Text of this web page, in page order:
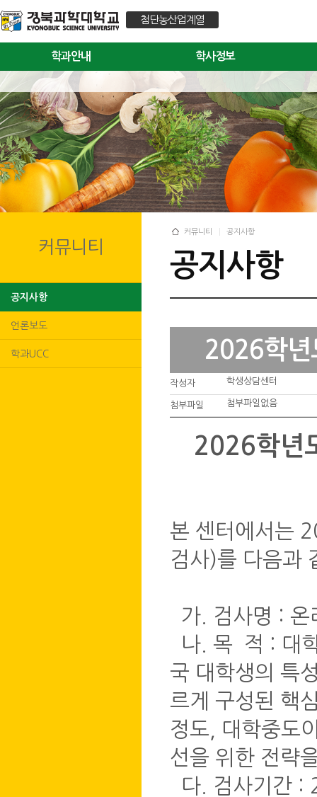
첨단농산업계열
학과안내 학사정보
커뮤니티
공지사항
언론보도
학과UCC
커뮤니티 공지사항
공지사항
2026학년
작성자 학생상담센터
첨부파일 첨부파일없음
2026학년
본 센터에서는
검사)를 다음과
가. 검사명 : 온
나. 목 적 : 대
국 대학생의 특
르게 구성된 핵
정도, 대학중도
선을 위한 전략
다. 검사기간